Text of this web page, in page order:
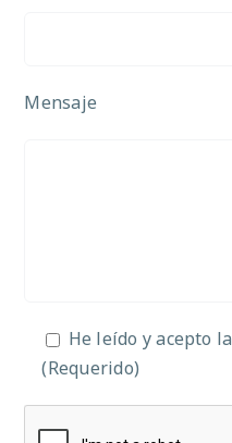
Mensaje
He leído y acepto la
(Requerido)